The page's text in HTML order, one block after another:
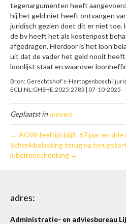
tegenargumenten heeft
hij het geld niet heeft ontvangen
juridisch gezien doet dit er niet toe.
de bv heeft het als kostenpost
afgedragen. Hierdoor is het loon
uit dat de vader het geld nooit
loonlijst staat en waarover
Bron: Gerechtshof ‘s-Hertogenbosch |
ECLI:NL:GHSHE:2025:2783 | 07-10-2025
Geplaatst innieuws
← AOW-leeftijd blijft 67 jaar en drie
Schenkbelasting terug na
jubeltonschenking →
adres:
Administratie- en adviesbureau